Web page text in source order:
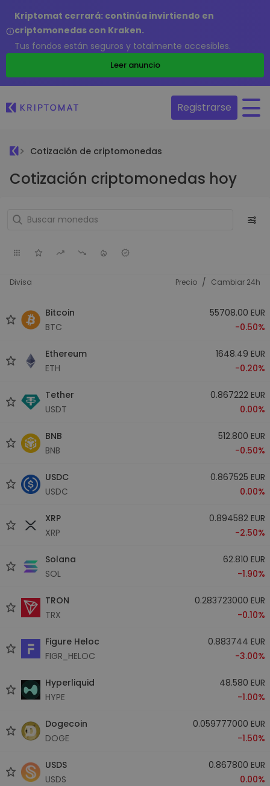
Kriptomat cerrará: continúa invirtiendo en
criptomonedas con Kraken.
Tus fondos están seguros y totalmente accesibles.
Leer anuncio
Registrarse
Cotización de criptomonedas
Cotización criptomonedas hoy
Divisa Precio / Cambiar 24h
Bitcoin
BTC
55708.00 EUR
-0.50%
Ethereum
ETH
1648.49 EUR
-0.20%
Tether
USDT
0.867222 EUR
0.00%
BNB
BNB
512.800 EUR
-0.50%
USDC
USDC
0.867525 EUR
0.00%
XRP
XRP
0.894582 EUR
-2.50%
Solana
SOL
62.810 EUR
-1.90%
TRON
TRX
0.283723000 EUR
-0.10%
Figure Heloc
FIGR_HELOC
0.883744 EUR
-3.00%
Hyperliquid
HYPE
48.580 EUR
-1.00%
Dogecoin
DOGE
0.059777000 EUR
-1.50%
USDS
USDS
0.867800 EUR
0.00%